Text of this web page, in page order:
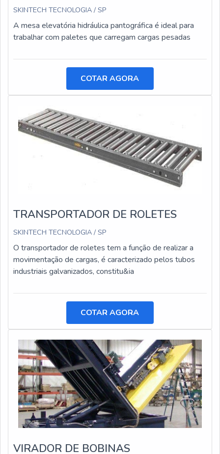
SKINTECH TECNOLOGIA / SP
A mesa elevatória hidráulica pantográfica é ideal para
trabalhar com paletes que carregam cargas pesadas
COTAR AGORA
TRANSPORTADOR DE ROLETES
SKINTECH TECNOLOGIA / SP
O transportador de roletes tem a função de realizar a
movimentação de cargas, é caracterizado pelos tubos
industriais galvanizados, constitu&ia
COTAR AGORA
VIRADOR DE BOBINAS